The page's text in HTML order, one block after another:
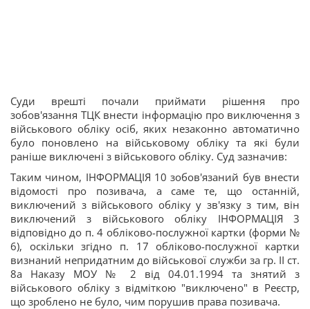
Суди врешті почали приймати рішення про
зобов'язання ТЦК внести інформацію про виключення з
військового обліку осіб, яких незаконно автоматично
було поновлено на військовому обліку та які були
раніше виключені з військового обліку. Суд зазначив:
Таким чином, ІНФОРМАЦІЯ 10 зобов'язаний був внести
відомості про позивача, а саме те, що останній,
виключений з військового обліку у зв'язку з тим, він
виключений з військового обліку ІНФОРМАЦІЯ 3
відповідно до п. 4 обліково-послужної картки (форми №
6), оскільки згідно п. 17 обліково-послужної картки
визнаний непридатним до військової служби за гр. II ст.
8а Наказу МОУ № 2 від 04.01.1994 та знятий з
військового обліку з відміткою "виключено" в Реєстр,
що зроблено не було, чим порушив права позивача.